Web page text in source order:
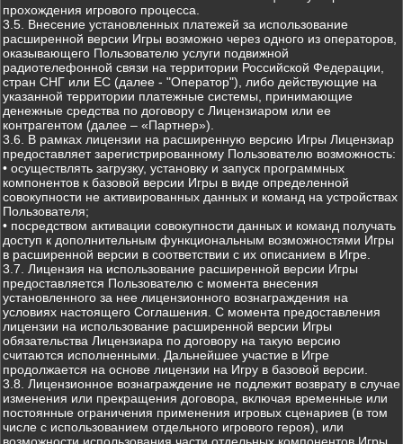
прохождения игрового процесса.
3.5. Внесение установленных платежей за использование
расширенной версии Игры возможно через одного из операторов,
оказывающего Пользователю услуги подвижной
радиотелефонной связи на территории Российской Федерации,
стран СНГ или ЕС (далее - "Оператор"), либо действующие на
указанной территории платежные системы, принимающие
денежные средства по договору с Лицензиаром или ее
контрагентом (далее – «Партнер»).
3.6. В рамках лицензии на расширенную версию Игры Лицензиар
предоставляет зарегистрированному Пользователю возможность:
• осуществлять загрузку, установку и запуск программных
компонентов к базовой версии Игры в виде определенной
совокупности не активированных данных и команд на устройствах
Пользователя;
• посредством активации совокупности данных и команд получать
доступ к дополнительным функциональным возможностями Игры
в расширенной версии в соответствии с их описанием в Игре.
3.7. Лицензия на использование расширенной версии Игры
предоставляется Пользователю с момента внесения
установленного за нее лицензионного вознаграждения на
условиях настоящего Соглашения. С момента предоставления
лицензии на использование расширенной версии Игры
обязательства Лицензиара по договору на такую версию
считаются исполненными. Дальнейшее участие в Игре
продолжается на основе лицензии на Игру в базовой версии.
3.8. Лицензионное вознаграждение не подлежит возврату в случае
изменения или прекращения договора, включая временные или
постоянные ограничения применения игровых сценариев (в том
числе с использованием отдельного игрового героя), или